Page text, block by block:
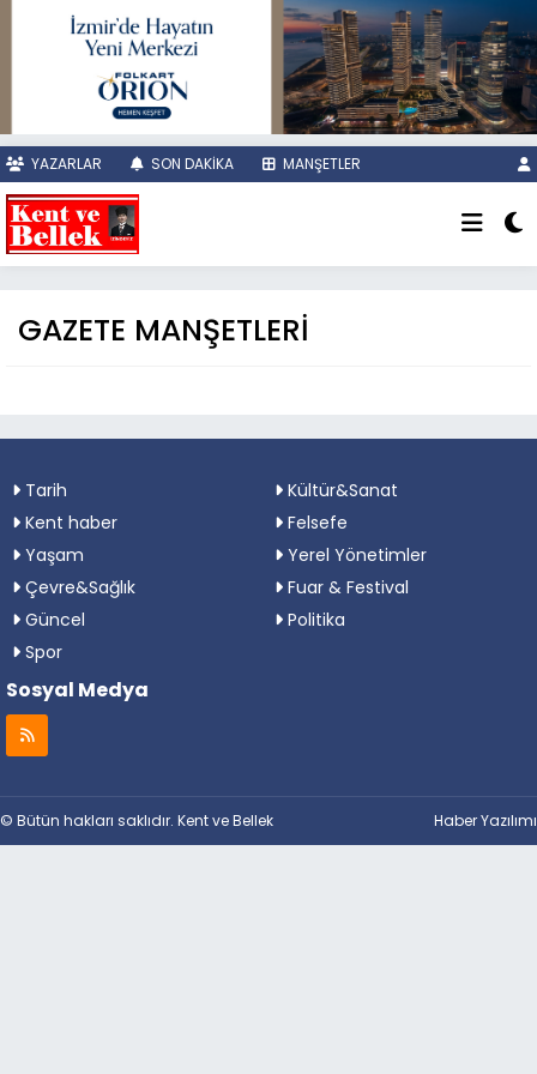
YAZARLAR SON DAKİKA MANŞETLER
GAZETE MANŞETLERİ
Tarih
Kültür&Sanat
Kent haber
Felsefe
Yaşam
Yerel Yönetimler
Çevre&Sağlık
Fuar & Festival
Güncel
Politika
Spor
Sosyal Medya
© Bütün hakları saklıdır. Kent ve Bellek Haber Yazılımı